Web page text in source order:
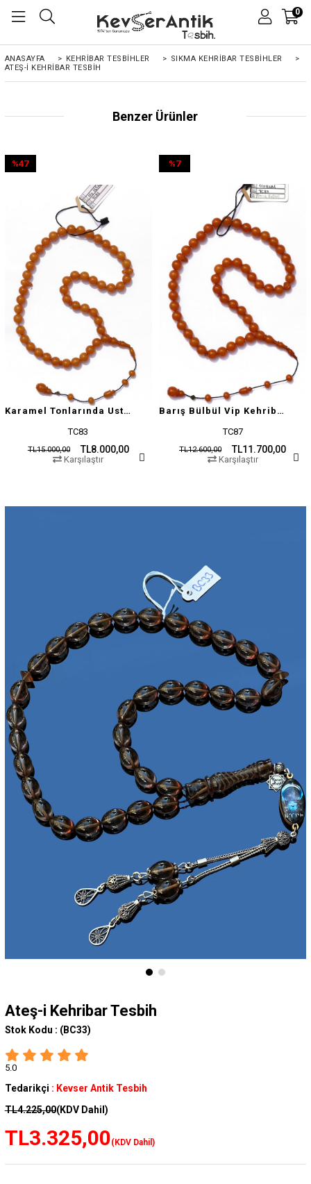
0
ANASAYFA > KEHRIBAR TESBIHLER > SIKMA KEHRİBAR TESBİHLER
>
ATEŞ-I KEHRIBAR TESBIH
Benzer Ürünler
Karamel Tonlarında Usta İşçilikli Tesbih
TC83
TL8.000,00
TL15.000,00
%47
Karşılaştır
Barış Bülbül Vip Kehribar Tesbih
TC87
TL11.700,00
TL12.600,00
%7
Karşılaştır
Ateş-i Kehribar Tesbih
Stok Kodu : (BC33)
5.0
Tedarikçi : Kevser Antik Tesbih
TL4.225,00(KDV Dahil)
TL3.325,00(KDV Dahil)